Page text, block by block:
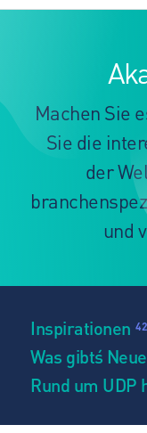
Machen Sie
Sie die
der
und
Inspirationen 42
Was gibt´s
Rund um UDP